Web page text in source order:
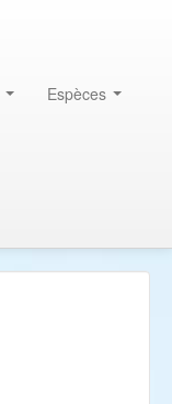
Espèces